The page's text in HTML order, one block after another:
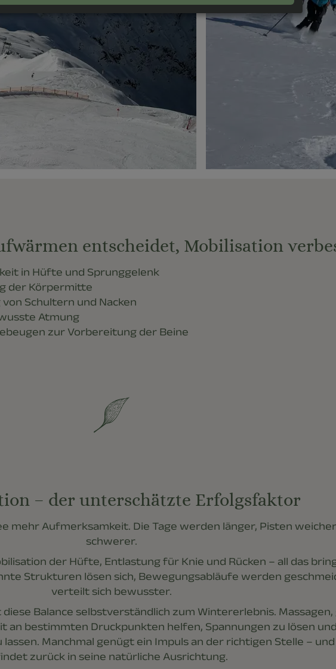
entscheidet, Mobilisation
in Hüfte und Sprunggelenk
der Körpermitte
Schultern und Nacken
Atmung
zur Vorbereitung der Beine
– der unterschätzte Erfolgsfaktor
mehr Aufmerksamkeit. Die Tage werden länger, Pisten
schwerer.
der Hüfte, Entlastung für Knie und Rücken – all das
Strukturen lösen sich, Bewegungsabläufe werden
verteilt sich bewusster.
Balance selbstverständlich zum Wintererlebnis.
an bestimmten Druckpunkten helfen, Spannungen zu lösen
Manchmal genügt ein Impuls an der richtigen Stelle –
zurück in seine natürliche Ausrichtung.